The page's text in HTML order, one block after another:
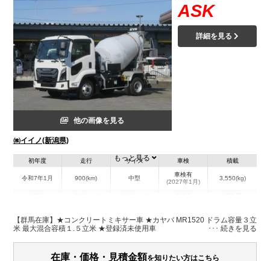
他の画像を見る
㈱イイノ(新潟県)
ASK
詳細を見る
初年度
令和7年1月
走行
900(km)
サイズ
中型
車検
車検有
(2027年1月)
積載
3,550(kg)
新潟県 -
W:2,190
H:3,050
無
もっと見る
【群馬在庫】★コンクリートミキサー車 ★カヤバ MR1520 ドラム容量３立
米 最大混合容積１.５立米 ★登録済未使用車
在庫・価格・見積金額を知りたい方はこちら